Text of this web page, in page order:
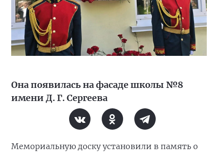
Она появилась на фасаде школы №8
имени Д. Г. Сергеева
Мемориальную доску установили в память о